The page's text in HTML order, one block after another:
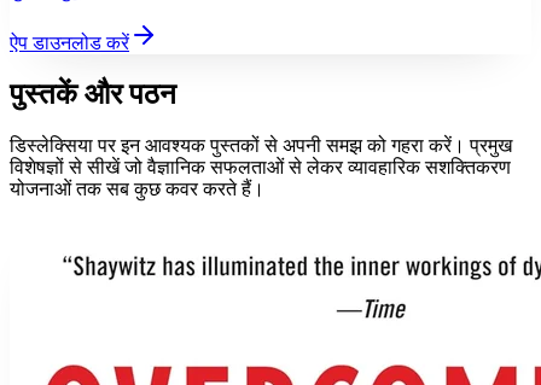
ऐप डाउनलोड करें
पुस्तकें और पठन
डिस्लेक्सिया पर इन आवश्यक पुस्तकों से अपनी समझ को गहरा करें। प्रमुख
विशेषज्ञों से सीखें जो वैज्ञानिक सफलताओं से लेकर व्यावहारिक सशक्तिकरण
योजनाओं तक सब कुछ कवर करते हैं।